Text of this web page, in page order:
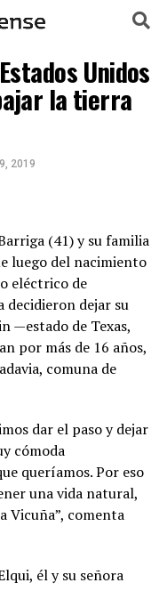
Unidos
la tierra
2019
(41) y su familia
luego del nacimiento
eléctrico de
decidieron dejar su
—estado de Texas,
por más de 16 años,
comuna de
dar el paso y dejar
cómoda
queríamos. Por eso
una vida natural,
Vicuña”, comenta
él y su señora